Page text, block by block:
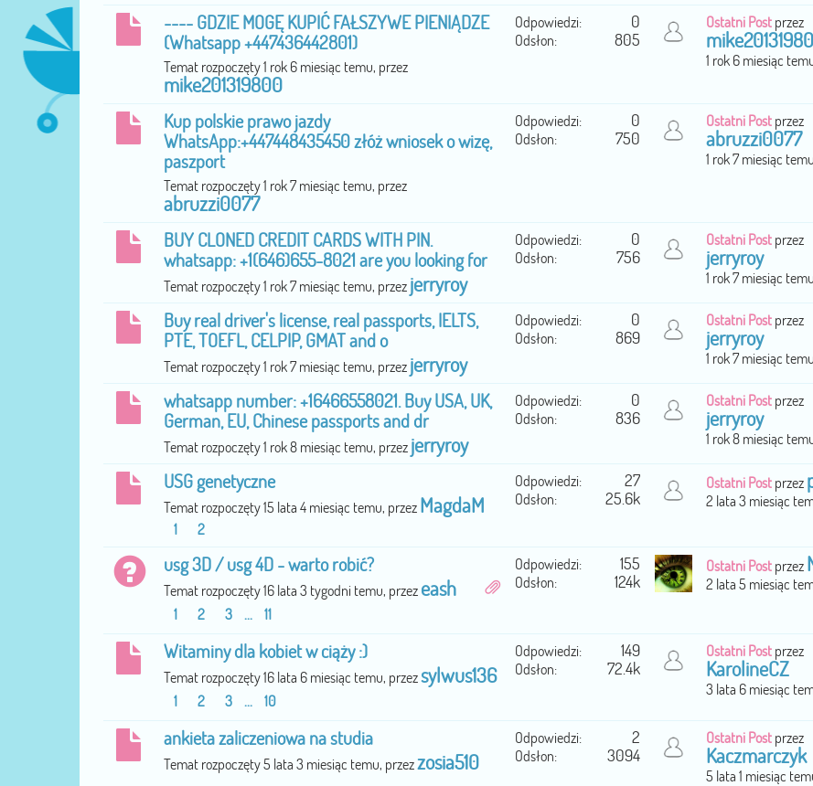
---- GDZIE MOGĘ KUPIĆ FAŁSZYWE PIENIĄDZE
(Whatsapp +447436442801)
Temat rozpoczęty 1 rok 6 miesiąc temu, przez
mike201319800
Odpowiedzi: 0
Odsłon: 805
Ostatni Postprzez
1 rok 6 miesiąc
Kup polskie prawo jazdy
WhatsApp:+447448435450 złóż wniosek o wizę,
paszport
Temat rozpoczęty 1 rok 7 miesiąc temu, przez
abruzzi0077
Odpowiedzi: 0
Odsłon: 750
Ostatni Postprzez
abruzzi0077
1 rok 7 miesiąc temu
BUY CLONED CREDIT CARDS WITH PIN.
whatsapp: +1(646)655-8021 are you looking for
Temat rozpoczęty 1 rok 7 miesiąc temu, przez jerryroy
Odpowiedzi: 0
Odsłon: 756
Ostatni Postprzez
jerryroy
1 rok 7 miesiąc temu
Buy real driver's license, real passports, IELTS,
PTE, TOEFL, CELPIP, GMAT and o
Temat rozpoczęty 1 rok 7 miesiąc temu, przez jerryroy
Odpowiedzi: 0
Odsłon: 869
Ostatni Postprzez
jerryroy
1 rok 7 miesiąc temu
whatsapp number: +16466558021. Buy USA, UK,
German, EU, Chinese passports and dr
Temat rozpoczęty 1 rok 8 miesiąc temu, przez jerryroy
Odpowiedzi: 0
Odsłon: 836
Ostatni Postprzez
jerryroy
1 rok 8 miesiąc
USG genetyczne
Temat rozpoczęty 15 lata 4 miesiąc temu, przez MagdaM
1 2
Odpowiedzi: 27
Odsłon: 25.6k
Ostatni Postprzez
2 lata 3 miesiąc
usg 3D / usg 4D - warto robić?
Temat rozpoczęty 16 lata 3 tygodni temu, przez eash
1 2 3 ... 11
Odpowiedzi: 155
Odsłon: 124k
Ostatni Postprzez
2 lata 5 miesiąc
Witaminy dla kobiet w ciąży :)
Temat rozpoczęty 16 lata 6 miesiąc temu, przezsylwus136
1 2 3 ... 10
Odpowiedzi: 149
Odsłon: 72.4k
Ostatni Postprzez
KarolineCZ
3 lata 6 miesiąc
ankieta zaliczeniowa na studia
Temat rozpoczęty 5 lata 3 miesiąc temu, przezzosia510
Odpowiedzi: 2
Odsłon: 3094
Ostatni Postprzez
Kaczmarczyk
5 lata 1 miesiąc